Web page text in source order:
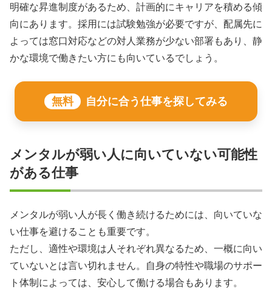
明確な昇進制度があるため、計画的にキャリアを積める傾
向にあります。採用には試験勉強が必要ですが、配属先に
よっては窓口対応などの対人業務が少ない部署もあり、静
かな環境で働きたい方にも向いているでしょう。
無料 自分に合う仕事を探してみる
メンタルが弱い人に向いていない可能性
がある仕事
メンタルが弱い人が長く働き続けるためには、向いていな
い仕事を避けることも重要です。
ただし、適性や環境は人それぞれ異なるため、一概に向い
ていないとは言い切れません。自身の特性や職場のサポー
ト体制によっては、安心して働ける場合もあります。